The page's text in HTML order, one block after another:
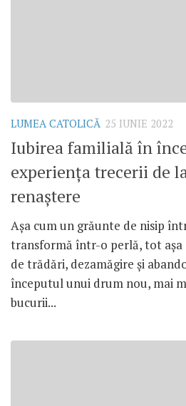
LUMEA CATOLICĂ 25 IUNIE 2022
Iubirea familială în
experiența trecerii de
renaștere
Așa cum un grăunte de nisip
transformă într-o perlă, tot așa
de trădări, dezamăgire și
începutul unui drum nou, mai
bucurii...